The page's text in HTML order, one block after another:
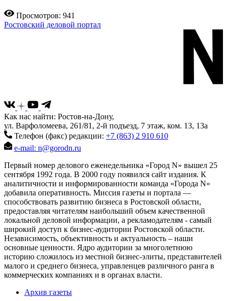
Просмотров: 941
Ростовский деловой портал
Как нас найти: Ростов-на-Дону,
ул. Варфоломеева, 261/81, 2-й подъезд, 7 этаж, ком. 13, 13а
Телефон (факс) редакции: +7 (863) 2 910 610
e-mail: n@gorodn.ru
Первый номер делового еженедельника «Город N» вышел 25
сентября 1992 года. В 2000 году появился сайт издания. К
аналитичности и информированности команда «Города N»
добавила оперативность. Миссия газеты и портала —
способствовать развитию бизнеса в Ростовской области,
предоставляя читателям наибольший объем качественной
локальной деловой информации, а рекламодателям - самый
широкий доступ к бизнес-аудитории Ростовской области.
Независимость, объективность и актуальность – наши
основные ценности. Ядро аудитории за многолетнюю
историю сложилось из местной бизнес-элиты, представителей
малого и среднего бизнеса, управленцев различного ранга в
коммерческих компаниях и в органах власти.
Архив газеты